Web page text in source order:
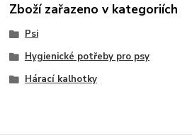
Zboží zařazeno v kategoriích
Psi
Hygienické potřeby pro psy
Hárací kalhotky